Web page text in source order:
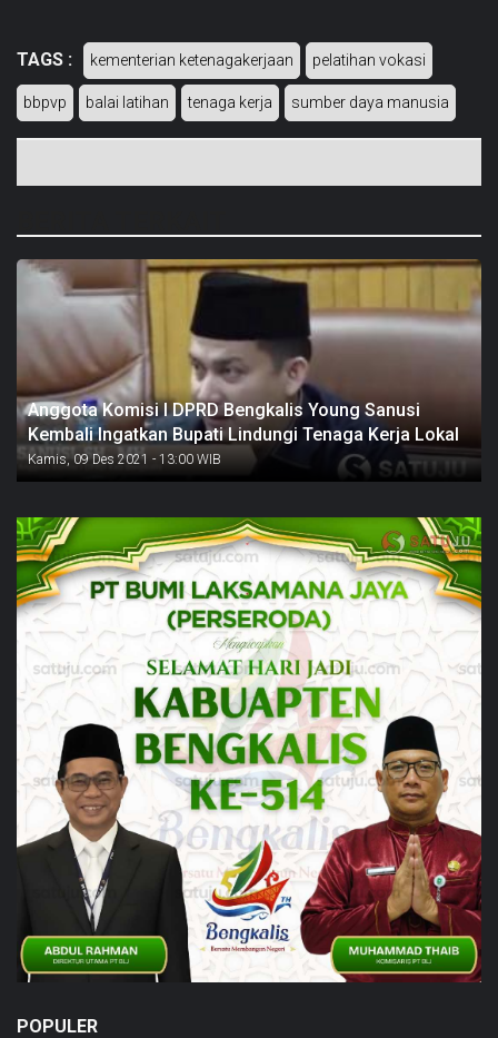
TAGS : kementerian ketenagakerjaan pelatihan vokasi
bbpvp balai latihan tenaga kerja sumber daya manusia
Anggota Komisi I DPRD Bengkalis Young Sanusi
Kembali Ingatkan Bupati Lindungi Tenaga Kerja Lokal
Kamis, 09 Des 2021 - 13:00 WIB
POPULER